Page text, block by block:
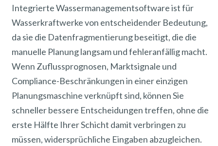
Integrierte Wassermanagementsoftware ist für
Wasserkraftwerke von entscheidender Bedeutung,
da sie die Datenfragmentierung beseitigt, die die
manuelle Planung langsam und fehleranfällig macht.
Wenn Zuflussprognosen, Marktsignale und
Compliance-Beschränkungen in einer einzigen
Planungsmaschine verknüpft sind, können Sie
schneller bessere Entscheidungen treffen, ohne die
erste Hälfte Ihrer Schicht damit verbringen zu
müssen, widersprüchliche Eingaben abzugleichen.